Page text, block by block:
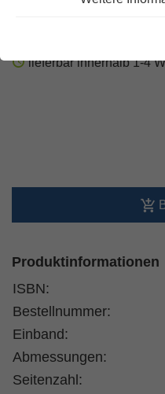
schwarz mit
lieferbar innerhalb 1-4
Produktinformationen
ISBN:
Bestellnummer:
Einband:
Abmessungen:
Seitenzahl: